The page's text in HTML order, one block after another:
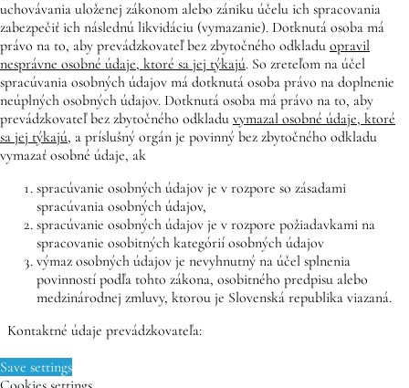
uchovávania uloženej zákonom alebo zániku účelu ich spracovania
zabezpečiť ich následnú likvidáciu (vymazanie). Dotknutá osoba má
právo na to, aby prevádzkovateľ bez zbytočného odkladu opravil
nesprávne osobné údaje, ktoré sa jej týkajú. So zreteľom na účel
spracúvania osobných údajov má dotknutá osoba právo na doplnenie
neúplných osobných údajov. Dotknutá osoba má právo na to, aby
prevádzkovateľ bez zbytočného odkladu vymazal osobné údaje, ktoré
sa jej týkajú, a príslušný orgán je povinný bez zbytočného odkladu
vymazať osobné údaje, ak
spracúvanie osobných údajov je v rozpore so zásadami
spracúvania osobných údajov,
spracúvanie osobných údajov je v rozpore požiadavkami na
spracovanie osobitných kategórií osobných údajov
výmaz osobných údajov je nevyhnutný na účel splnenia
povinností podľa tohto zákona, osobitného predpisu alebo
medzinárodnej zmluvy, ktorou je Slovenská republika viazaná.
Kontaktné údaje prevádzkovateľa:
Save settings